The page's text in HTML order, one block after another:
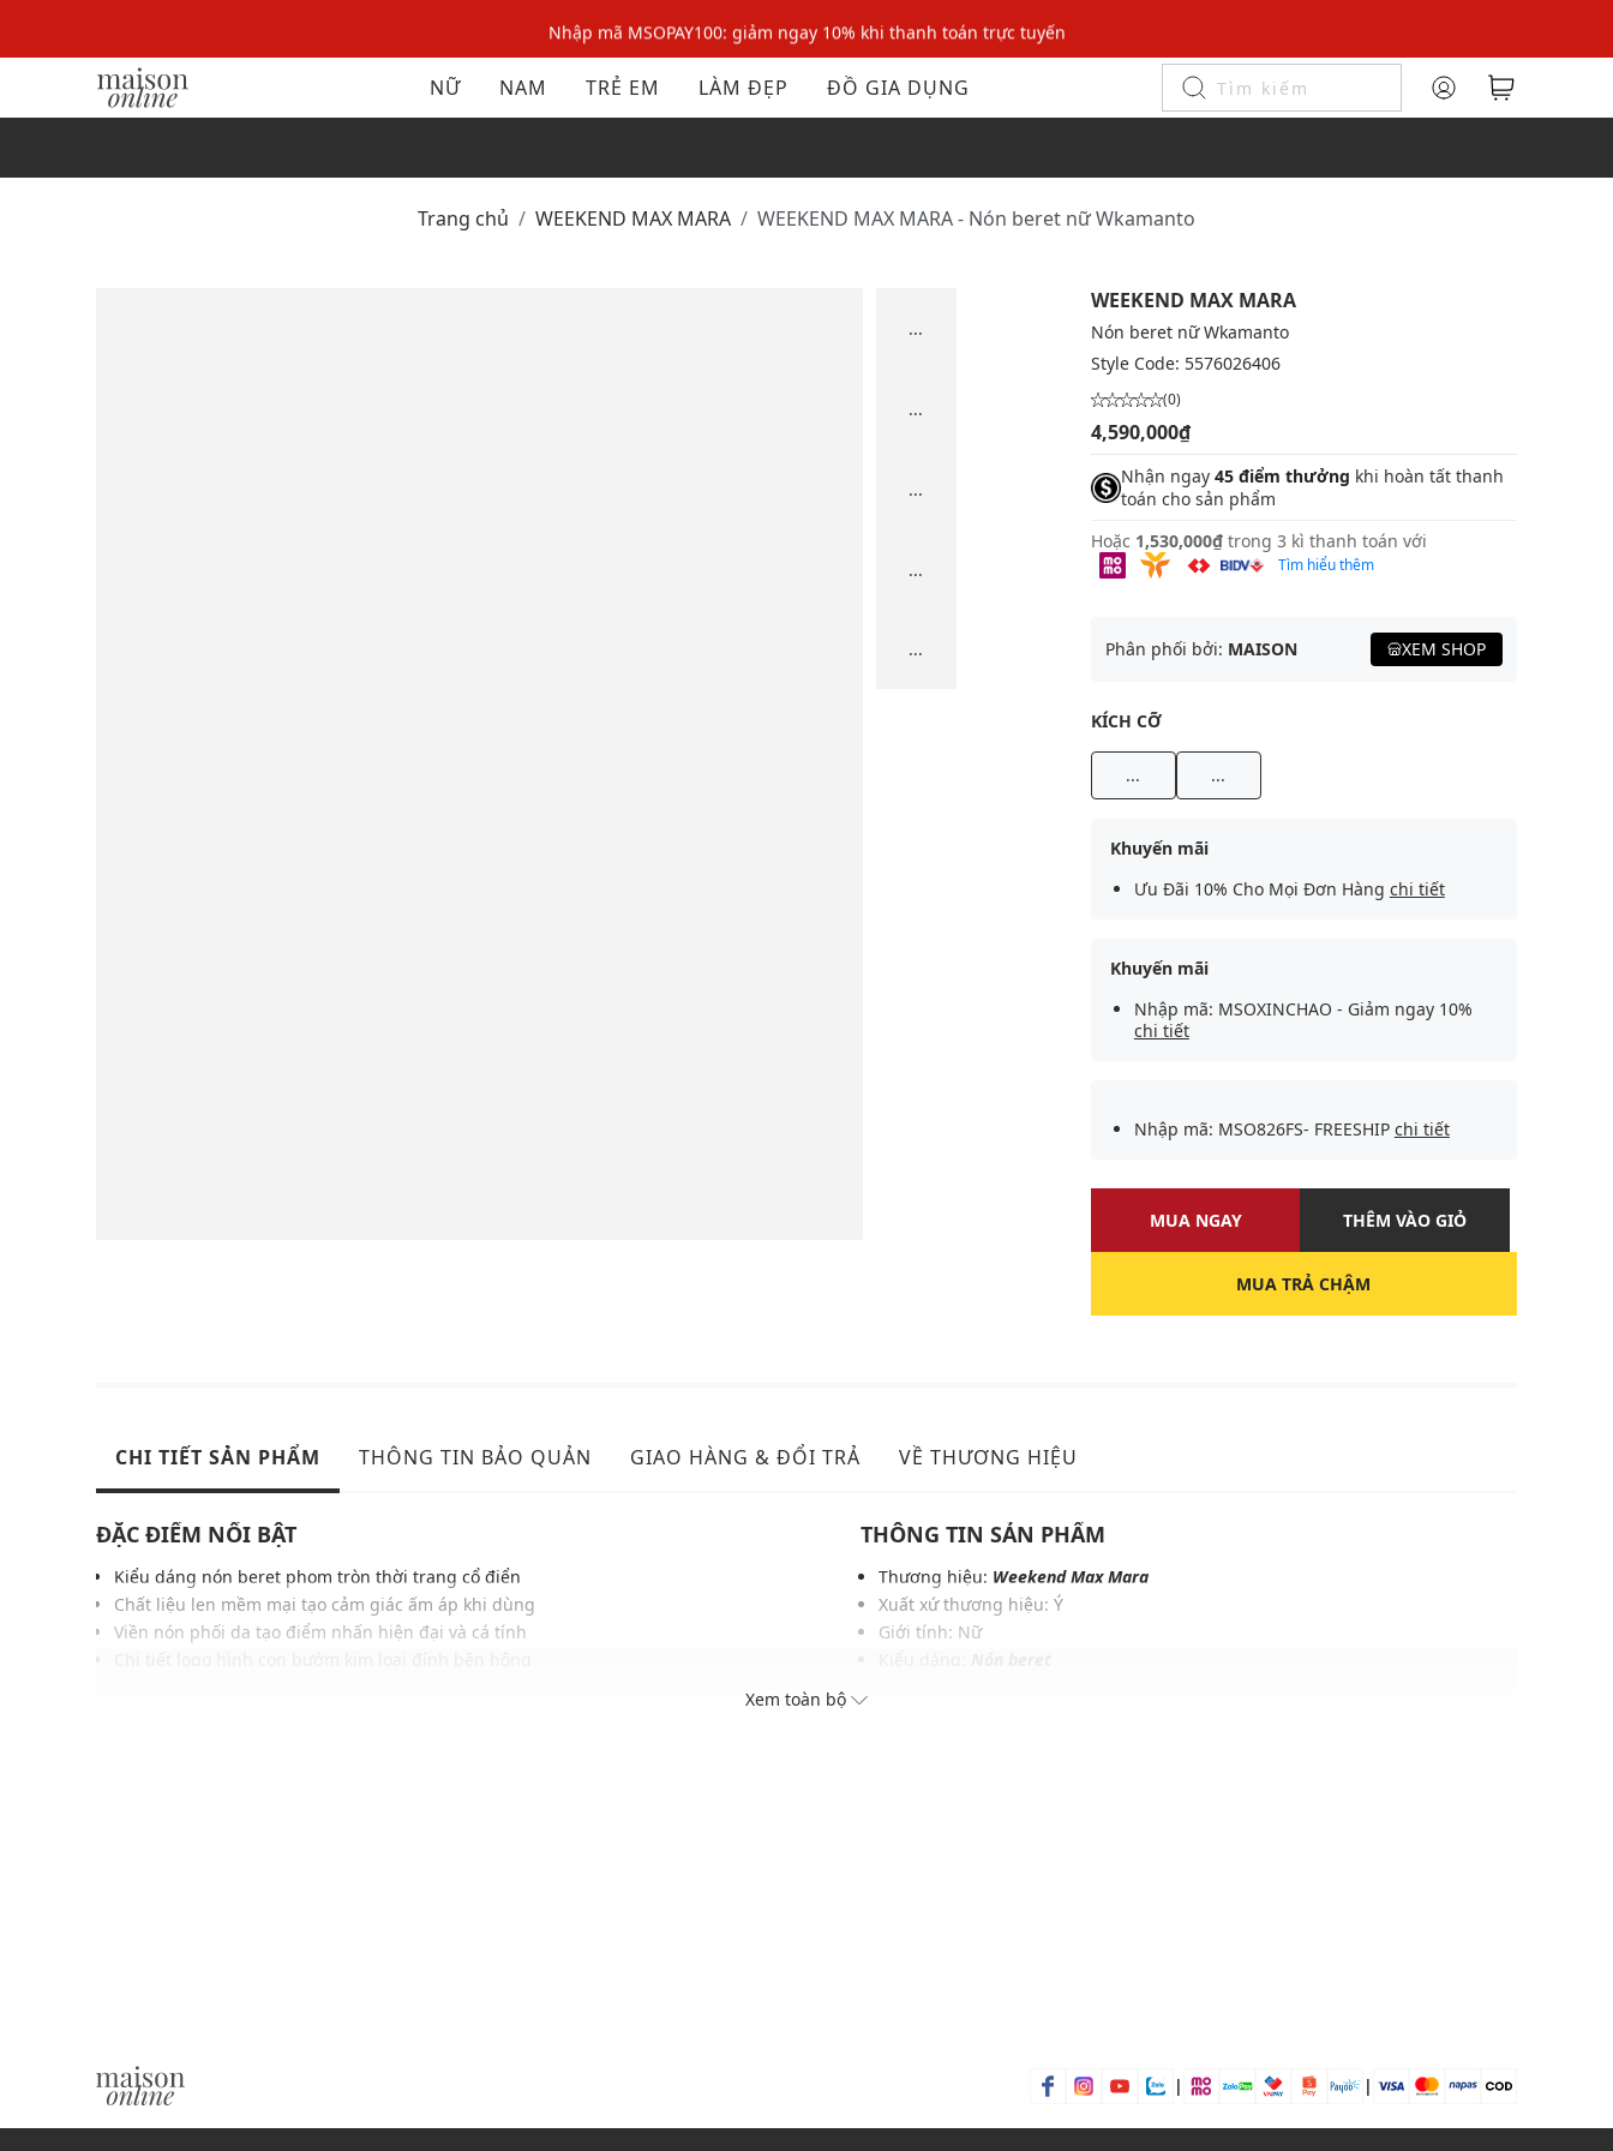
Nhập mã MSOPAY100: giảm ngay 10% khi thanh toán trực tuyến
Nhập mã: MSOXINCHAO - Giảm 10% đơn đầu cho thành viên mới!
Nhập mã MSOPAY100: giảm ngay 10% khi thanh toán trực tuyến
NỮ NAM TRẺ EM LÀM ĐẸP ĐỒ GIA DỤNG
Trang chủ WEEKEND MAX MARA WEEKEND MAX MARA - Nón beret nữ Wkamanto
...
...
...
...
...
WEEKEND MAX MARA
Nón beret nữ Wkamanto
Style Code: 5576026406
(0)
4,590,000₫
Nhận ngay 45 điểm thưởng khi hoàn tất thanh
toán cho sản phẩm
Hoặc 1,530,000₫ trong 3 kì thanh toán với
Tìm hiểu thêm
Phân phối bởi: MAISON XEM SHOP
KÍCH CỠ
... ...
Khuyến mãi
Ưu Đãi 10% Cho Mọi Đơn Hàng chi tiết
Khuyến mãi
Nhập mã: MSOXINCHAO - Giảm ngay 10%
chi tiết
Nhập mã: MSO826FS- FREESHIP chi tiết
MUA NGAY THÊM VÀO GIỎ
MUA TRẢ CHẬM
CHI TIẾT SẢN PHẨM THÔNG TIN BẢO QUẢN GIAO HÀNG & ĐỔI TRẢ VỀ THƯƠNG HIỆU
ĐẶC ĐIỂM NỔI BẬT
Kiểu dáng nón beret phom tròn thời trang cổ điển
Chất liệu len mềm mại tạo cảm giác ấm áp khi dùng
Viền nón phối da tạo điểm nhấn hiện đại và cá tính
THÔNG TIN SẢN PHẨM
Thương hiệu: Weekend Max Mara
Xuất xứ thương hiệu: Ý
Giới tính: Nữ
Xem toàn bộ
| |